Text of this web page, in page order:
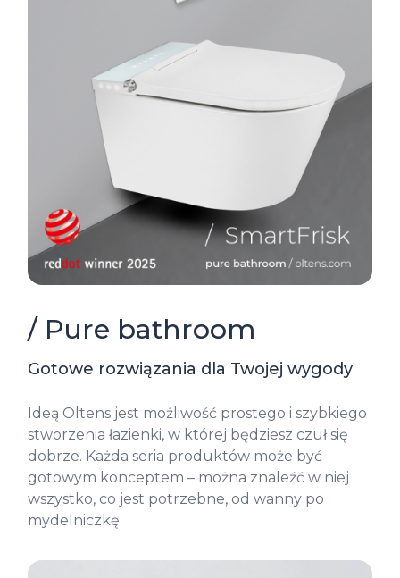
/ Pure bathroom
Gotowe rozwiązania dla Twojej wygody
Ideą Oltens jest możliwość prostego i szybkiego
stworzenia łazienki, w której będziesz czuł się
dobrze. Każda seria produktów może być
gotowym konceptem – można znaleźć w niej
wszystko, co jest potrzebne, od wanny po
mydelniczkę.